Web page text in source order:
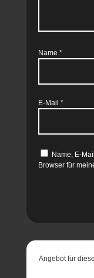
Name *
E-Mail *
Name, E-
Browser für
Angebot für